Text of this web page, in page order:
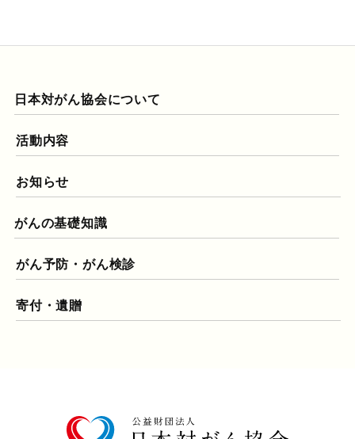
日本対がん協会について
活動内容
お知らせ
がんの基礎知識
がん予防・がん検診
寄付・遺贈